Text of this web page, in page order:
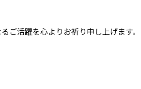
ご活躍を心よりお祈り申し上げます。